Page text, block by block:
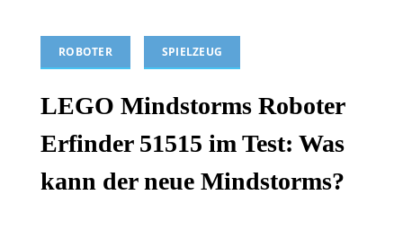
ROBOTER SPIELZEUG
LEGO Mindstorms Roboter
Erfinder 51515 im Test: Was
kann der neue Mindstorms?